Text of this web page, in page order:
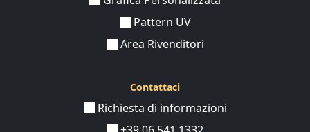
garantire la visione perfetta. Allo stesso modo, nel
design dei biglietti da visita, ogni sfumatura può fare
la differenza. Con l'aggiunta del nostro esclusivo
biglietto da visita per ottico
finitura specialeaggiungeprofondità e
Pattern UV
Area Rivenditori
Contattaci
Richiesta di informazioni